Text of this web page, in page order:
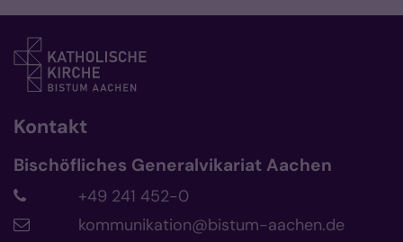
Kontakt
Bischöfliches Generalvikariat Aachen
+49 241 452-0
kommunikation@bistum-aachen.de